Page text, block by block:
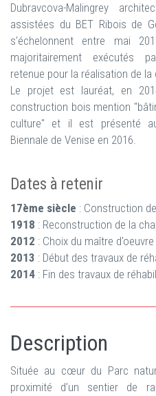
Dubravcova-Malingrey
assistées du BET Ribois de
s’échelonnent entre mai
majoritairement exécutés
retenue pour la réalisation de la
Le projet est lauréat, en
construction bois mention
culture" et il est présenté
Biennale de Venise en 2016.
Dates à retenir
17ème siècle : Construction
1918 : Reconstruction de la
2012 : Choix du maître d'oeuvre
2013 : Début des travaux de
2014 : Fin des travaux de
Description
Située au cœur du Parc
proximité d’un sentier de